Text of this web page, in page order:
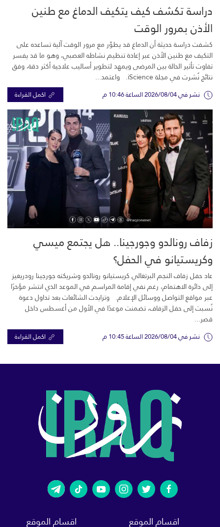
دراسة تكشف كيف يتكيف الدماغ مع طنين
الأذن بمرور الوقت
كشفت دراسة حديثة أن الدماغ قد يطوّر مع مرور الوقت آلية تساعده على
التكيف مع طنين الأذن عبر إعادة تنظيم نشاطه العصبي، وهو ما قد يفسر
تفاوت تأثير الحالة بين المرضى ويمهد لتطوير أساليب علاجية أكثر دقة، وفق
نتائج نُشرت في مجلة iScience. واعتمد...
نشر في 2026/08/04 الساعة 10:46 م اكمل القراءة
زفاف رونالدو وجورجينا.. هل يجتمع ميسي
وكريستيانو في الحفل؟
عاد حفل زفاف النجم البرتغالي كريستيانو رونالدو وشريكته جورجينا رودريغيز
إلى دائرة الاهتمام، رغم نفي إقامة المراسم في الموعد الذي انتشر مؤخرًا
عبر مواقع التواصل ووسائل الإعلام. وتزايدت الشائعات بعد تداول دعوة
نُسبت إلى حفل الزفاف، تضمنت موعدًا في الأول من أغسطس داخل
قصر...
نشر في 2026/08/04 الساعة 10:45 م اكمل القراءة
اقسام الموقع اقسام الموقع